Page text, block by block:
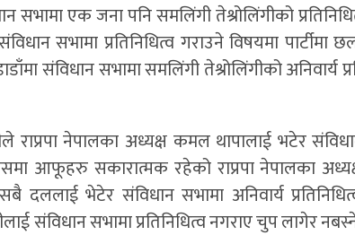
एक जना पनि समलिंगी तेश्रोलिंगीको
सभामा प्रतिनिधित्व गराउने विषयमा पार्टीमा
संविधान सभामा समलिंगी तेश्रोलिंगीको अनिवार्य
नेपालका अध्यक्ष कमल थापालाई भटेर
आफूहरु सकारात्मक रहेको राप्रपा नेपालका
दललाई भेटेर संविधान सभामा अनिवार्य
संविधान सभामा प्रतिनिधित्व नगराए चुप लागेर